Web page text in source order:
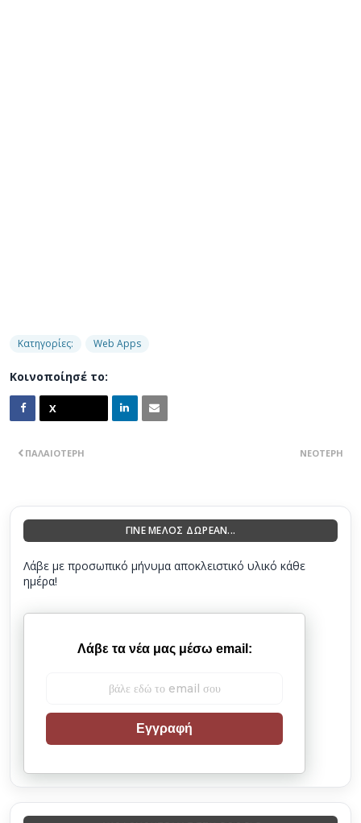
Κατηγορίες: Web Apps
Κοινοποίησέ το:
ΝΕΌΤΕΡΗ
ΠΑΛΑΙΌΤΕΡΗ
ΓΙΝΕ ΜΕΛΟΣ ΔΩΡΕΑΝ...
Λάβε με προσωπικό μήνυμα αποκλειστικό υλικό κάθε
ημέρα!
Λάβε τα νέα μας μέσω email:
Εγγραφή